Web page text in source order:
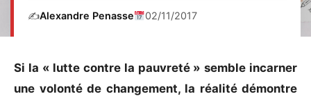
✍️Alexandre Penasse 02/11/2017
Si la « lutte contre la pauvreté » semble incarner
une volonté de changement, la réalité démontre